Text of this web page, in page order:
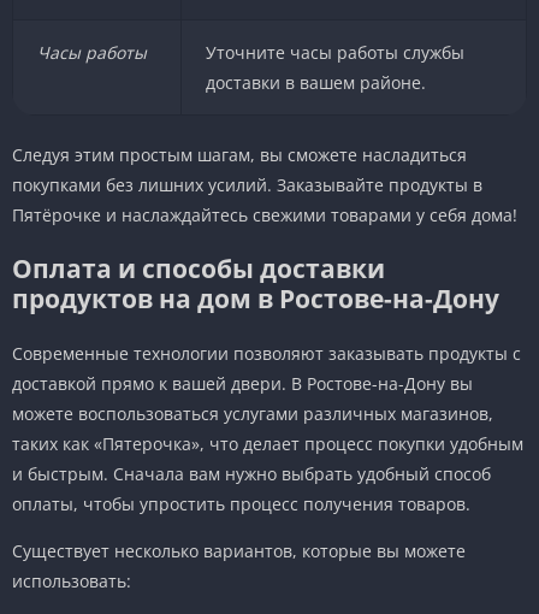
Часы работы
Уточните часы работы службы
доставки в вашем районе.
Следуя этим простым шагам, вы сможете насладиться
покупками без лишних усилий. Заказывайте продукты в
Пятёрочке и наслаждайтесь свежими товарами у себя дома!
Оплата и способы доставки
продуктов на дом в Ростове-на-Дону
Современные технологии позволяют заказывать продукты с
доставкой прямо к вашей двери. В Ростове-на-Дону вы
можете воспользоваться услугами различных магазинов,
таких как «Пятерочка», что делает процесс покупки удобным
и быстрым. Сначала вам нужно выбрать удобный способ
оплаты, чтобы упростить процесс получения товаров.
Существует несколько вариантов, которые вы можете
использовать: